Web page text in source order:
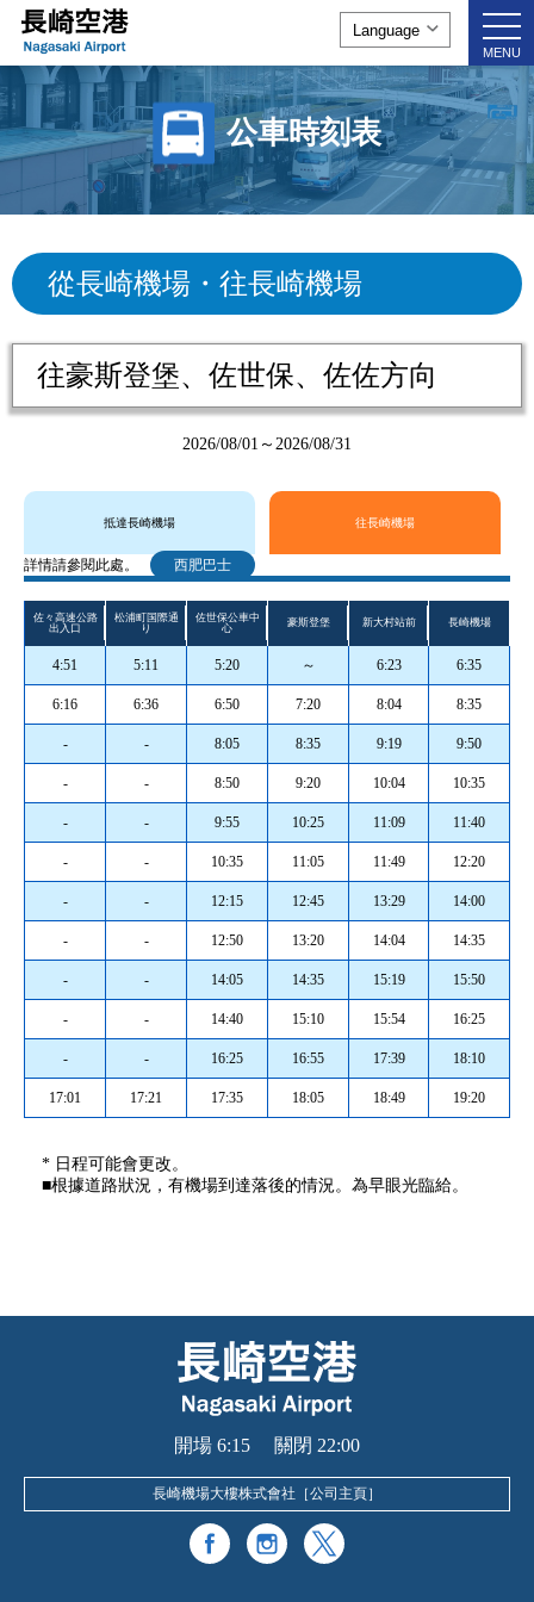
MENU
公車時刻表
從長崎機場・往長崎機場
往豪斯登堡、佐世保、佐佐方向
2026/08/01～2026/08/31
抵達長崎機場 往長崎機場
詳情請參閱此處。 西肥巴士
佐々高速公路
出入口
松浦町国際通
り
佐世保公車中
心
豪斯登堡 新大村站前 長崎機場
4:51 5:11 5:20 ～ 6:23 6:35
6:16 6:36 6:50 7:20 8:04 8:35
- - 8:05 8:35 9:19 9:50
- - 8:50 9:20 10:04 10:35
- - 9:55 10:25 11:09 11:40
- - 10:35 11:05 11:49 12:20
- - 12:15 12:45 13:29 14:00
- - 12:50 13:20 14:04 14:35
- - 14:05 14:35 15:19 15:50
- - 14:40 15:10 15:54 16:25
- - 16:25 16:55 17:39 18:10
17:01 17:21 17:35 18:05 18:49 19:20
* 日程可能會更改。
■根據道路狀況，有機場到達落後的情況。為早眼光臨給。
開場 6:15 關閉 22:00
長崎機場大樓株式會社［公司主頁］